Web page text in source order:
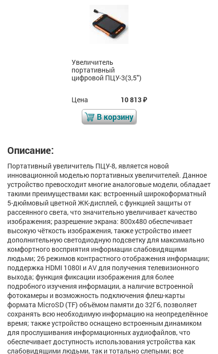
Увеличитель
портативный
цифровой ПЦУ-3(3,5")
Цена 10 813₽
В корзину
Описание:
Портативный увеличитель ПЦУ-8, является новой
инновационной моделью портативных увеличителей. Данное
устройство превосходит многие аналоговые модели, обладает
такими преимуществами как: встроенный широкоформатный
5-дюймовый цветной ЖК-дисплей, с функцией защиты от
рассеянного света, что значительно увеличивает качество
изображения; разрешение экрана: 800х480 обеспечивает
высокую чёткость изображения, также устройство имеет
дополнительную светодиодную подсветку для максимально
комфортного восприятия информации слабовидящими
людьми; 26 режимов контрастного отображения информации;
поддержка HDMI 1080I и AV для получения телевизионного
выхода; функция фиксации изображения для более
подробного изучения информации, а наличие встроенной
фотокамеры и возможность подключения флеш-карты
формата MicroSD (TF) объёмом памяти до 32Гб, позволяет
сохранять всю необходимую информацию на неопределённое
время; также устройство оснащено встроенным динамиком
для прослушивания информационных аудиофайлов, что
обеспечивает доступность использования устройства как
слабовидящими людьми, так и тотально слепыми; все